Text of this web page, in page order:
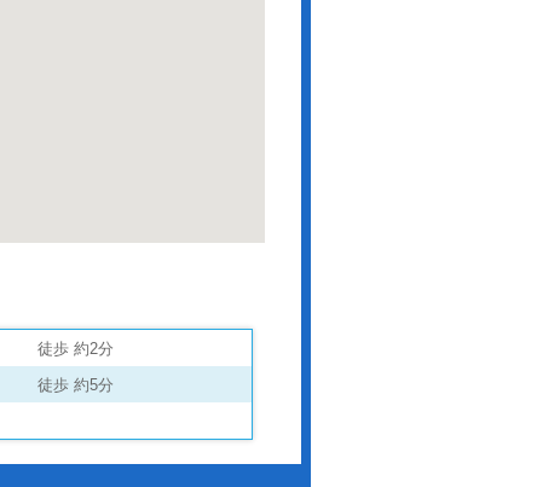
徒歩 約2分
徒歩 約5分